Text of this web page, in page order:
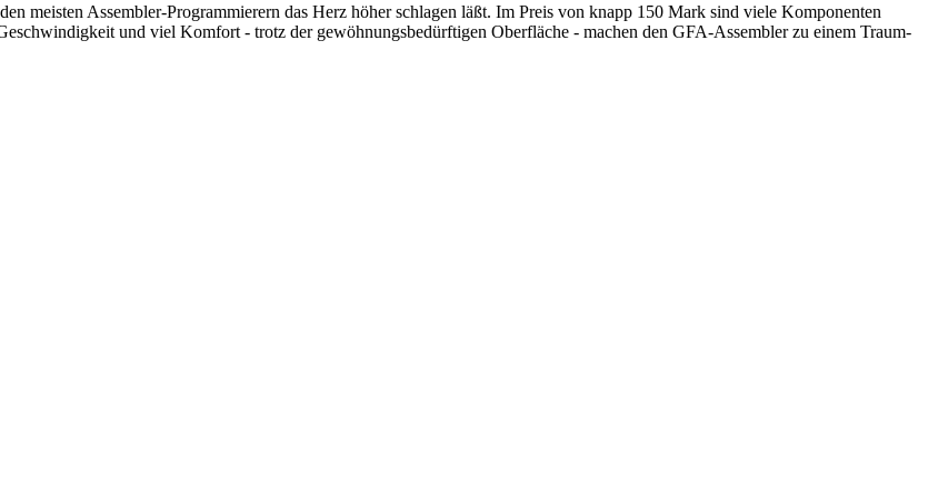
meisten Assembler-Programmierern das Herz höher schlagen läßt. Im Preis von knapp 150 Mark sind viele Komponenten
und viel Komfort - trotz der gewöhnungsbedürftigen Oberfläche - machen den GFA-Assembler zu einem Traum-